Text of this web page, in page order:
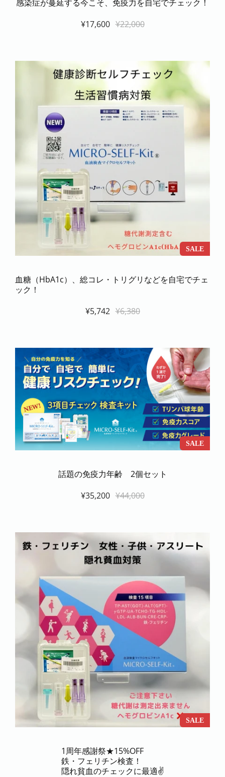
感染症が蔓延する今こそ、免疫力を自宅でチェック！
¥17,600 ¥22,000
SALE
血糖（HbA1c）、総コレ・トリグリなどを自宅でチェ
ック！
¥5,742 ¥6,380
SALE
話題の免疫力年齢 2個セット
¥35,200 ¥44,000
SALE
1周年感謝祭★15%OFF
鉄・フェリチン検査！
隠れ貧血のチェックに最適✌️